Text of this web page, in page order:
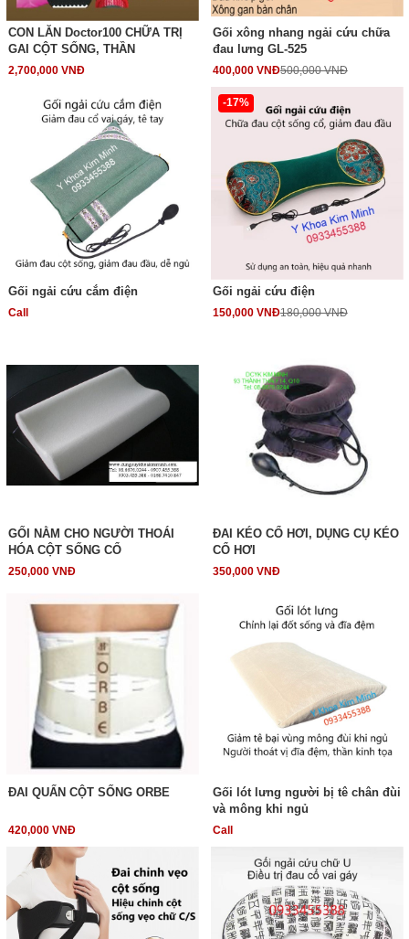
CON LĂN Doctor100 CHỮA TRỊ
GAI CỘT SỐNG, THẦN
2,700,000 VNĐ
Gối xông nhang ngải cứu chữa
đau lưng GL-525
400,000 VNĐ500,000 VNĐ
Gối ngải cứu cắm điện
Call
-17%
Gối ngải cứu điện
150,000 VNĐ180,000 VNĐ
GỐI NẰM CHO NGƯỜI THOÁI
HÓA CỘT SỐNG CỔ
250,000 VNĐ
ĐAI KÉO CỔ HƠI, DỤNG CỤ KÉO
CỔ HƠI
350,000 VNĐ
ĐAI QUẤN CỘT SỐNG ORBE
420,000 VNĐ
Gối lót lưng người bị tê chân đùi
và mông khi ngủ
Call